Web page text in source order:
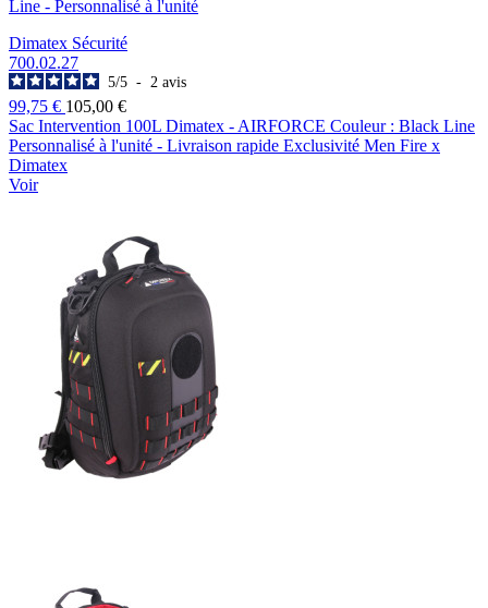
Line - Personnalisé à l'unité
Dimatex Sécurité
700.02.27
5/5 - 2 avis
99,75 € 105,00 €
Sac Intervention 100L Dimatex - AIRFORCE Couleur : Black Line
Personnalisé à l'unité - Livraison rapide Exclusivité Men Fire x
Dimatex
Voir